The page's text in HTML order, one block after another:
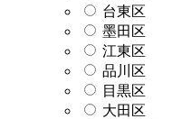
台東区
墨田区
江東区
品川区
目黒区
大田区